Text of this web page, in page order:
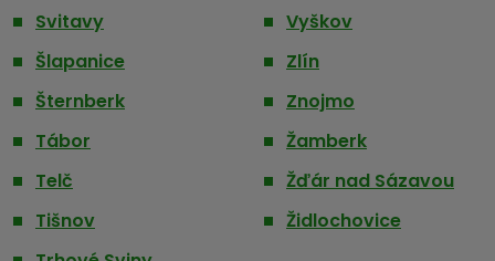
Svitavy
Šlapanice
Šternberk
Tábor
Telč
Tišnov
Vyškov
Zlín
Znojmo
Žamberk
Žďár nad Sázavou
Židlochovice